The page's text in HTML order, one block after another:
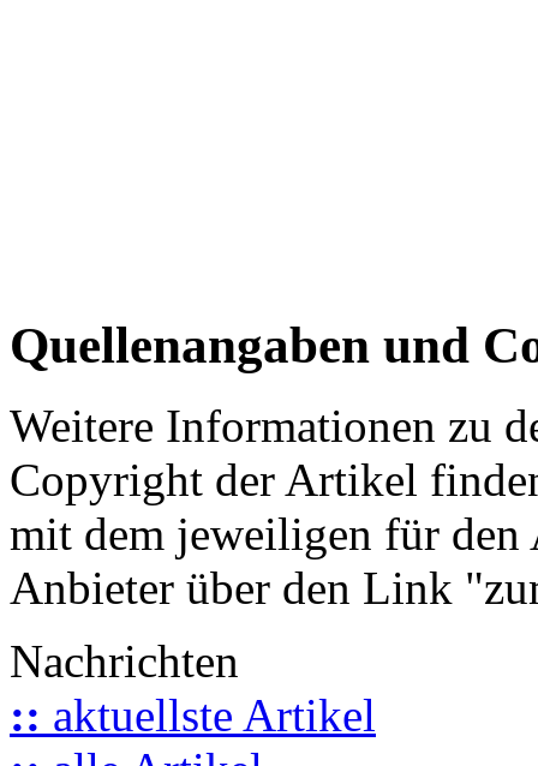
Quellenangaben und
Weitere Informationen zu
Copyright der Artikel
mit dem jeweiligen für
Anbieter über den Link
Nachrichten
:: aktuellste Artikel